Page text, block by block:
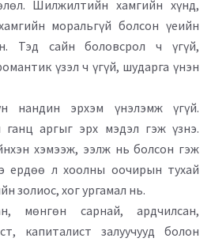
Шилжилтийн хамгийн хүнд,
моральгүй болсон үеийн
Тэд сайн боловсрол ч үгүй,
үзэл ч үгүй, шударга үнэн
нандин эрхэм үнэлэмж үгүй.
аргыг эрх мэдэл гэж үзнэ.
хэмээж, ээлж нь болсон гэж
ердөө л хоолны оочирын тухай
золиос, хог ургамал нь.
мөнгөн сарнай, ардчилсан,
капиталист залуучууд болон